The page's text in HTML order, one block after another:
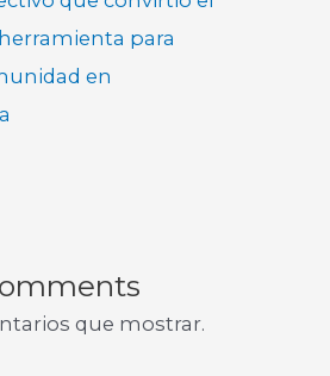
para
en
que mostrar.